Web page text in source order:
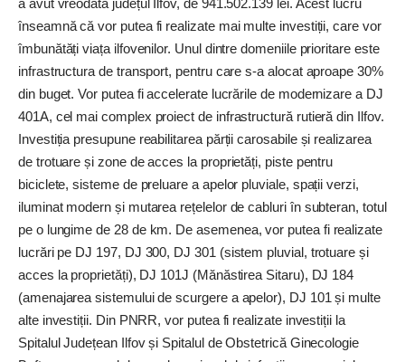
înseamnă că vor putea fi realizate mai multe investiții, care vor
îmbunătăți viața ilfovenilor. Unul dintre domeniile prioritare este
infrastructura de transport, pentru care s-a alocat aproape 30%
din buget. Vor putea fi accelerate lucrările de modernizare a DJ
401A, cel mai complex proiect de infrastructură rutieră din Ilfov.
Investiția presupune reabilitarea părții carosabile și realizarea
de trotuare și zone de acces la proprietăți, piste pentru
biciclete, sisteme de preluare a apelor pluviale, spații verzi,
iluminat modern și mutarea rețelelor de cabluri în subteran, totul
pe o lungime de 28 de km. De asemenea, vor putea fi realizate
lucrări pe DJ 197, DJ 300, DJ 301 (sistem pluvial, trotuare și
acces la proprietăți), DJ 101J (Mănăstirea Sitaru), DJ 184
(amenajarea sistemului de scurgere a apelor), DJ 101 și multe
alte investiții. Din PNRR, vor putea fi realizate investiții la
Spitalul Județean Ilfov și Spitalul de Obstetrică Ginecologie